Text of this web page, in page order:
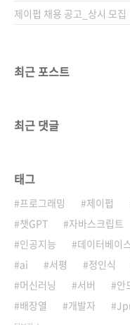
두 깨버렸네요. 황..
제이펍 채용 공고_상시 모집
최근 포스트
최근 댓글
태그
프로그래밍 제이펍
챗GPT
자바스크립트
인공지능
데이터베이
ai
서평 정인식
머신러닝
서버 안
배장열
개발자